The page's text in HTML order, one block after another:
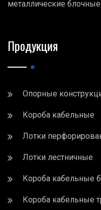
металлические
Продукция
Опорные
Короба кабельные
Лотки
Лотки лестничные
Короба кабельные
Короба кабельные